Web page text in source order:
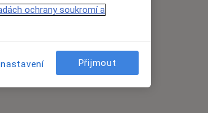
ochrany soukromí a
Přijmout